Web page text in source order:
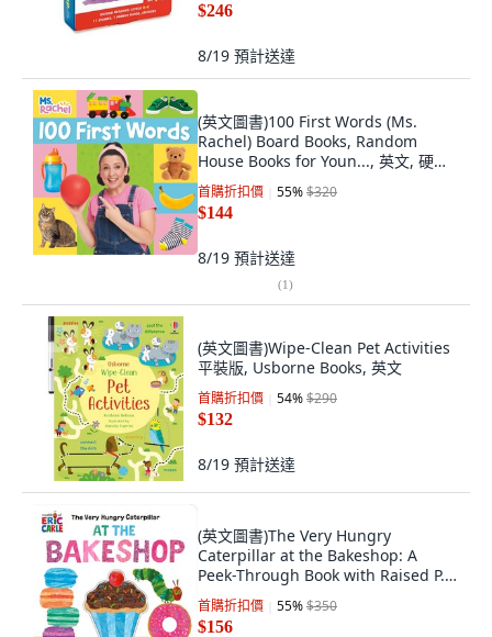
$246
8/19 預計送達
(英文圖書)100 First Words (Ms.
Rachel) Board Books, Random
House Books for Youn..., 英文, 硬頁
書
首購折扣價 55%$320
$144
8/19 預計送達
(1)
(英文圖書)Wipe-Clean Pet Activities
平裝版, Usborne Books, 英文
首購折扣價 54%$290
$132
8/19 預計送達
(英文圖書)The Very Hungry
Caterpillar at the Bakeshop: A
Peek-Through Book with Raised P...
Board Books, World of Eric Carle, 英
文, 硬頁書
首購折扣價 55%$350
$156